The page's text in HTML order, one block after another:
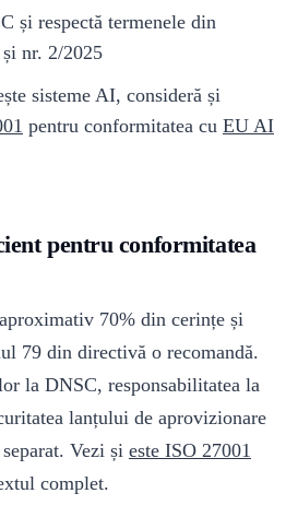
și respectă termenele din
nr. 2/2025
sisteme AI, consideră și
pentru conformitatea cu EU AI
pentru conformitatea
70% din cerințe și
79 din directivă o recomandă.
la DNSC, responsabilitatea la
lanțului de aprovizionare
Vezi și este ISO 27001
complet.